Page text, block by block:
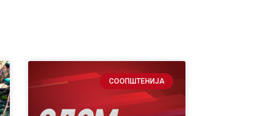
СООПШТЕНИЈА